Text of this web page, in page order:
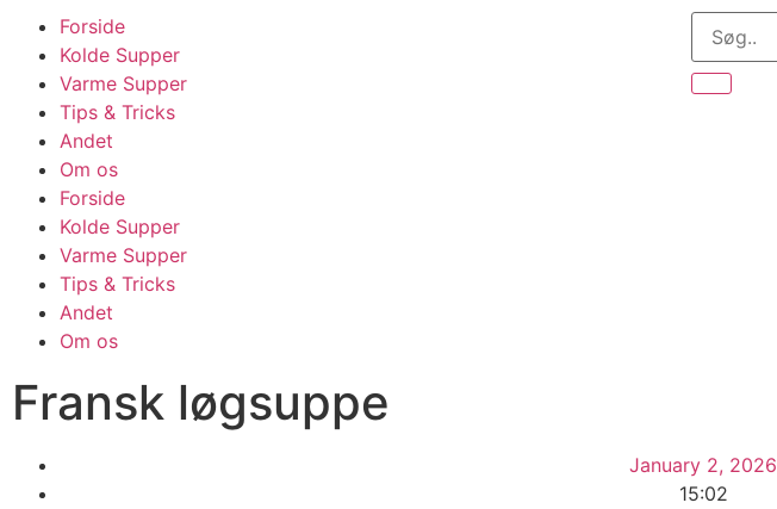
Forside
Kolde Supper
Varme Supper
Tips & Tricks
Andet
Om os
Forside
Kolde Supper
Varme Supper
Tips & Tricks
Andet
Om os
Fransk løgsuppe
January 2, 2026
15:02